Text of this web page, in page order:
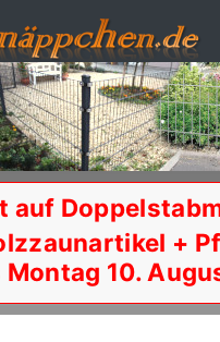
auf
+
10.